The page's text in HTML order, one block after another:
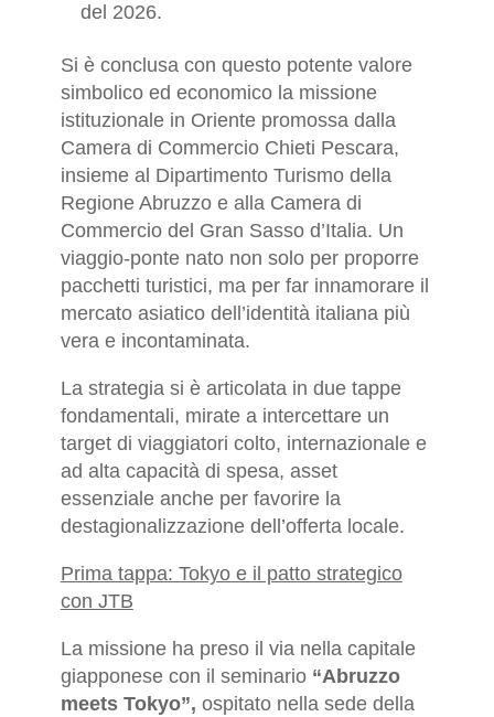
del 2026.
Si è conclusa con questo potente valore
simbolico ed economico la missione
istituzionale in Oriente promossa dalla
Camera di Commercio Chieti Pescara,
insieme al Dipartimento Turismo della
Regione Abruzzo e alla Camera di
Commercio del Gran Sasso d’Italia. Un
viaggio-ponte nato non solo per proporre
pacchetti turistici, ma per far innamorare il
mercato asiatico dell’identità italiana più
vera e incontaminata.
La strategia si è articolata in due tappe
fondamentali, mirate a intercettare un
target di viaggiatori colto, internazionale e
ad alta capacità di spesa, asset
essenziale anche per favorire la
destagionalizzazione dell’offerta locale.
Prima tappa: Tokyo e il patto strategico
con JTB
La missione ha preso il via nella capitale
giapponese con il seminario “Abruzzo
meets Tokyo”, ospitato nella sede della